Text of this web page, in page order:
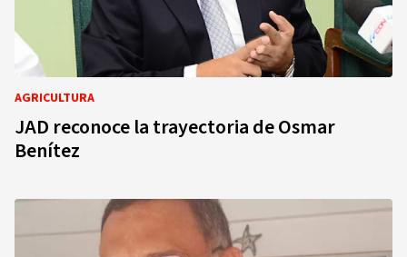
AGRICULTURA
JAD reconoce la trayectoria de Osmar
Benítez